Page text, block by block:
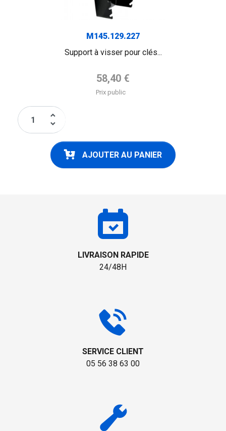
M145.129.227
Support à visser pour clés...
Prix de base
58,40 €
Prix public
keyboard_arrow_up
keyboard_arrow_down
AJOUTER AU PANIER
LIVRAISON RAPIDE
24/48H
SERVICE CLIENT
05 56 38 63 00